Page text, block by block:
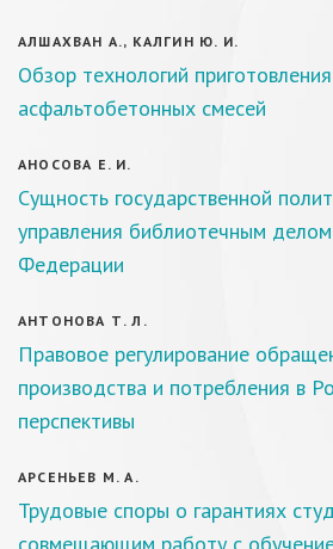
АЛШАХВАН А., КАЛГИН Ю. И.
Обзор технологий
асфальтобетонных смесей
АНОСОВА Е. И.
Сущность государственной
управления библиотечным
Федерации
АНТОНОВА Т. Л.
Правовое регулирование
производства и потребления в
перспективы
АРСЕНЬЕВ М. А.
Трудовые споры о гарантиях